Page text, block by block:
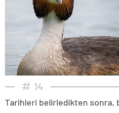
14
Tarihleri belirledikten sonra,